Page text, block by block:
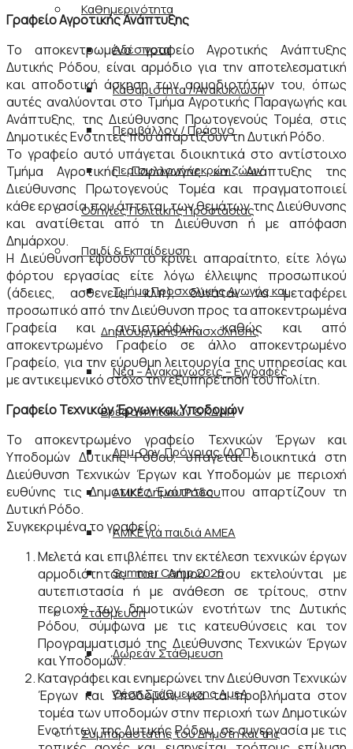
Καθημερινότητα
Αδέσποτα
Καθαριότητα / Ανακύκλωση
Περιβάλλον / Πράσινο
Περισυλλογή νεκρών ζώων
Οδηγίες Πολιτικής Προστασίας
Παιδί & Εκπαίδευση
Τμήμα Προσχολικής Αγωγής και
Δημιουργικής Απασχόλησης
Νέα – Ανακοινώσεις – Εγγραφές
Βρεφονηπιακών & ΚΔΑΠ
Δημ. Οργ. Πρόνοιας (ΔΟΠ)
ΑΜΚΕ Δήμου Ρόδου
ΑΜΚΕ για παιδιά ΑΜΕΑ
Summer Camp 2026
Στάθμευση
Δωρεάν Στάθμευση
Θέση Στάθμευσης ΑμεΑ
Συμπαραστάτης του Δημότη και της
Γραφείο Αγροτικής Ανάπτυξης
Το αποκεντρωμένο γραφείο Αγροτικής Ανάπτυξης
Δυτικής Ρόδου, είναι αρμόδιο για την αποτελεσματική
και αποδοτική άσκηση των αρμοδιοτήτων του, όπως
αυτές αναλύονται στο Τμήμα Αγροτικής Παραγωγής και
Ανάπτυξης, της Διεύθυνσης Πρωτογενούς Τομέα, στις
Δημοτικές Ενότητες που απαρτίζουν τη Δυτική Ρόδο.
Το γραφείο αυτό υπάγεται διοικητικά στο αντίστοιχο
Τμήμα Αγροτικής Παραγωγής και Ανάπτυξης της
Διεύθυνσης Πρωτογενούς Τομέα και πραγματοποιεί
κάθε εργασία που άπτεται των θεμάτων της Διεύθυνσης
και ανατίθεται από τη Διεύθυνση ή με απόφαση
Δημάρχου.
Η Διεύθυνση εφόσον το κρίνει απαραίτητο, είτε λόγω
φόρτου εργασίας είτε λόγω έλλειψης προσωπικού
(άδειες, ασθενείς, κλπ), δύναται να μεταφέρει
προσωπικό από την Διεύθυνση προς τα αποκεντρωμένα
Γραφεία και αντιστρόφως, καθώς και από
αποκεντρωμένο Γραφείο σε άλλο αποκεντρωμένο
Γραφείο, για την εύρυθμη λειτουργία της υπηρεσίας και
με αντικειμενικό στόχο την εξυπηρέτηση του πολίτη.
Γραφείο Τεχνικών Έργων και Υποδομών
Το αποκεντρωμένο γραφείο Τεχνικών Έργων και
Υποδομών Δυτικής Ρόδου, υπάγεται διοικητικά στη
Διεύθυνση Τεχνικών Έργων και Υποδομών με περιοχή
ευθύνης τις Δημοτικές Ενότητες που απαρτίζουν τη
Δυτική Ρόδο.
Συγκεκριμένα το γραφείο:
Μελετά και επιβλέπει την εκτέλεση τεχνικών έργων
αρμοδιότητας του Δήμου που εκτελούνται με
αυτεπιστασία ή με ανάθεση σε τρίτους, στην
περιοχή των δημοτικών ενοτήτων της Δυτικής
Ρόδου, σύμφωνα με τις κατευθύνσεις και τον
Προγραμματισμό της Διεύθυνσης Τεχνικών Έργων
και Υποδομών.
Καταγράφει και ενημερώνει την Διεύθυνση Τεχνικών
Έργων και Υποδομών, για τα προβλήματα στον
τομέα των υποδομών στην περιοχή των Δημοτικών
Ενοτήτων της Δυτικής Ρόδου, σε συνεργασία με τις